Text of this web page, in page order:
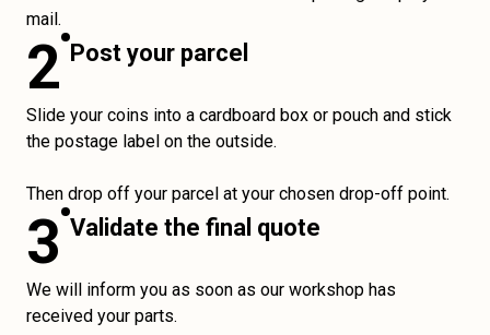
mail.
2 Post your parcel
Slide your coins into a cardboard box or pouch and stick
the postage label on the outside.
Then drop off your parcel at your chosen drop-off point.
3 Validate the final quote
We will inform you as soon as our workshop has
received your parts.